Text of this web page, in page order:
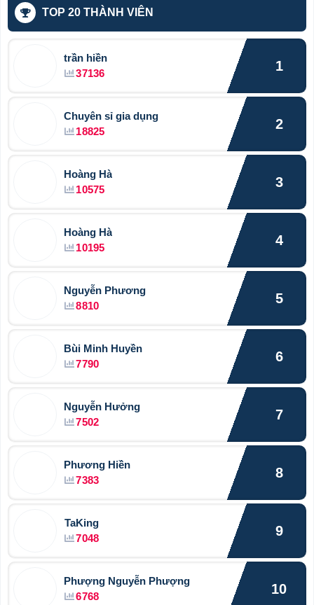
TOP 20 THÀNH VIÊN
trần hiền
37136
1
Chuyên sỉ gia dụng
18825
2
Hoàng Hà
10575
3
Hoàng Hà
10195
4
Nguyễn Phương
8810
5
Bùi Minh Huyền
7790
6
Nguyễn Hưởng
7502
7
Phương Hiền
7383
8
TaKing
7048
9
Phượng Nguyễn Phượng
6768
10